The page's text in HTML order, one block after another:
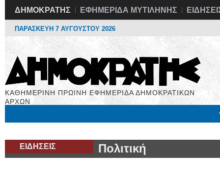
ΔΗΜΟΚΡΑΤΗΣ ΕΦΗΜΕΡΙΔΑ ΜΥΤΙΛΗΝΗΣ
ΠΑΡΑΣΚΕΥΗ 7 ΑΥΓΟΥΣΤΟΥ 2026
ΚΑΘΗΜΕΡΙΝΗ ΠΡΩΙΝΗ ΕΦΗΜΕΡΙΔΑ ΔΗΜΟΚΡΑΤΙΚΩΝ
ΑΡΧΩΝ
ΕΙΔΗΣΕΙΣ Πολιτική